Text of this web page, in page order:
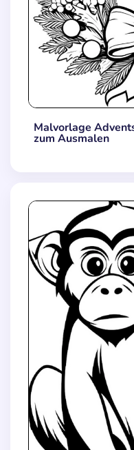
Malvorlage
zum Ausmalen